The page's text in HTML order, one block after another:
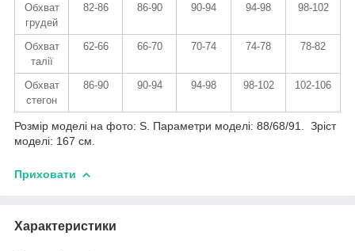
Обхват
грудей
82-86 86-90 90-94 94-98 98-102
Обхват
талії
62-66 66-70 70-74 74-78 78-82
Обхват
стегон
86-90 90-94 94-98 98-102 102-106
Розмір моделі на фото: S. Параметри моделі: 88/68/91. Зріст
моделі: 167 см.
Приховати
Характеристики